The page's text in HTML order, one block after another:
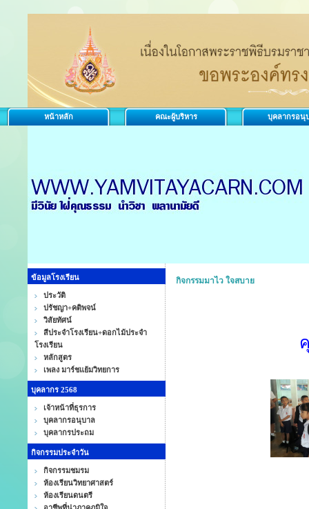
หน้าหลัก คณะผู้บริหาร บุคลากรอนุ
ข้อมูลโรงเรียน
ประวัติ
ปรัชญา+คติพจน์
วิสัยทัศน์
สีประจำโรงเรียน+ดอกไม้ประจำ
โรงเรียน
หลักสูตร
เพลง มาร์ชแย้มวิทยการ
บุคลากร 2568
เจ้าหน้าที่ธุรการ
บุคลากรอนุบาล
บุคลากรประถม
กิจกรรมประจำวัน
กิจกรรมชมรม
ห้องเรียนวิทยาศาสตร์
ห้องเรียนดนตรี
กิจกรรมมาไว ใจสบาย